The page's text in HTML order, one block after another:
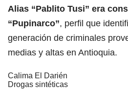
Alias “Pablito Tusi” era
“Pupinarco”, perfil que
generación de criminales
medias y altas en Antioquia.
Calima El Darién
Drogas sintéticas